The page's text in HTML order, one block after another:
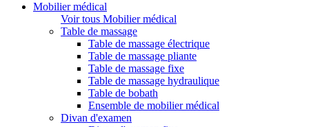
Mobilier médical
Voir tous Mobilier médical
Table de massage
Table de massage électrique
Table de massage pliante
Table de massage fixe
Table de massage hydraulique
Table de bobath
Ensemble de mobilier médical
Divan d'examen